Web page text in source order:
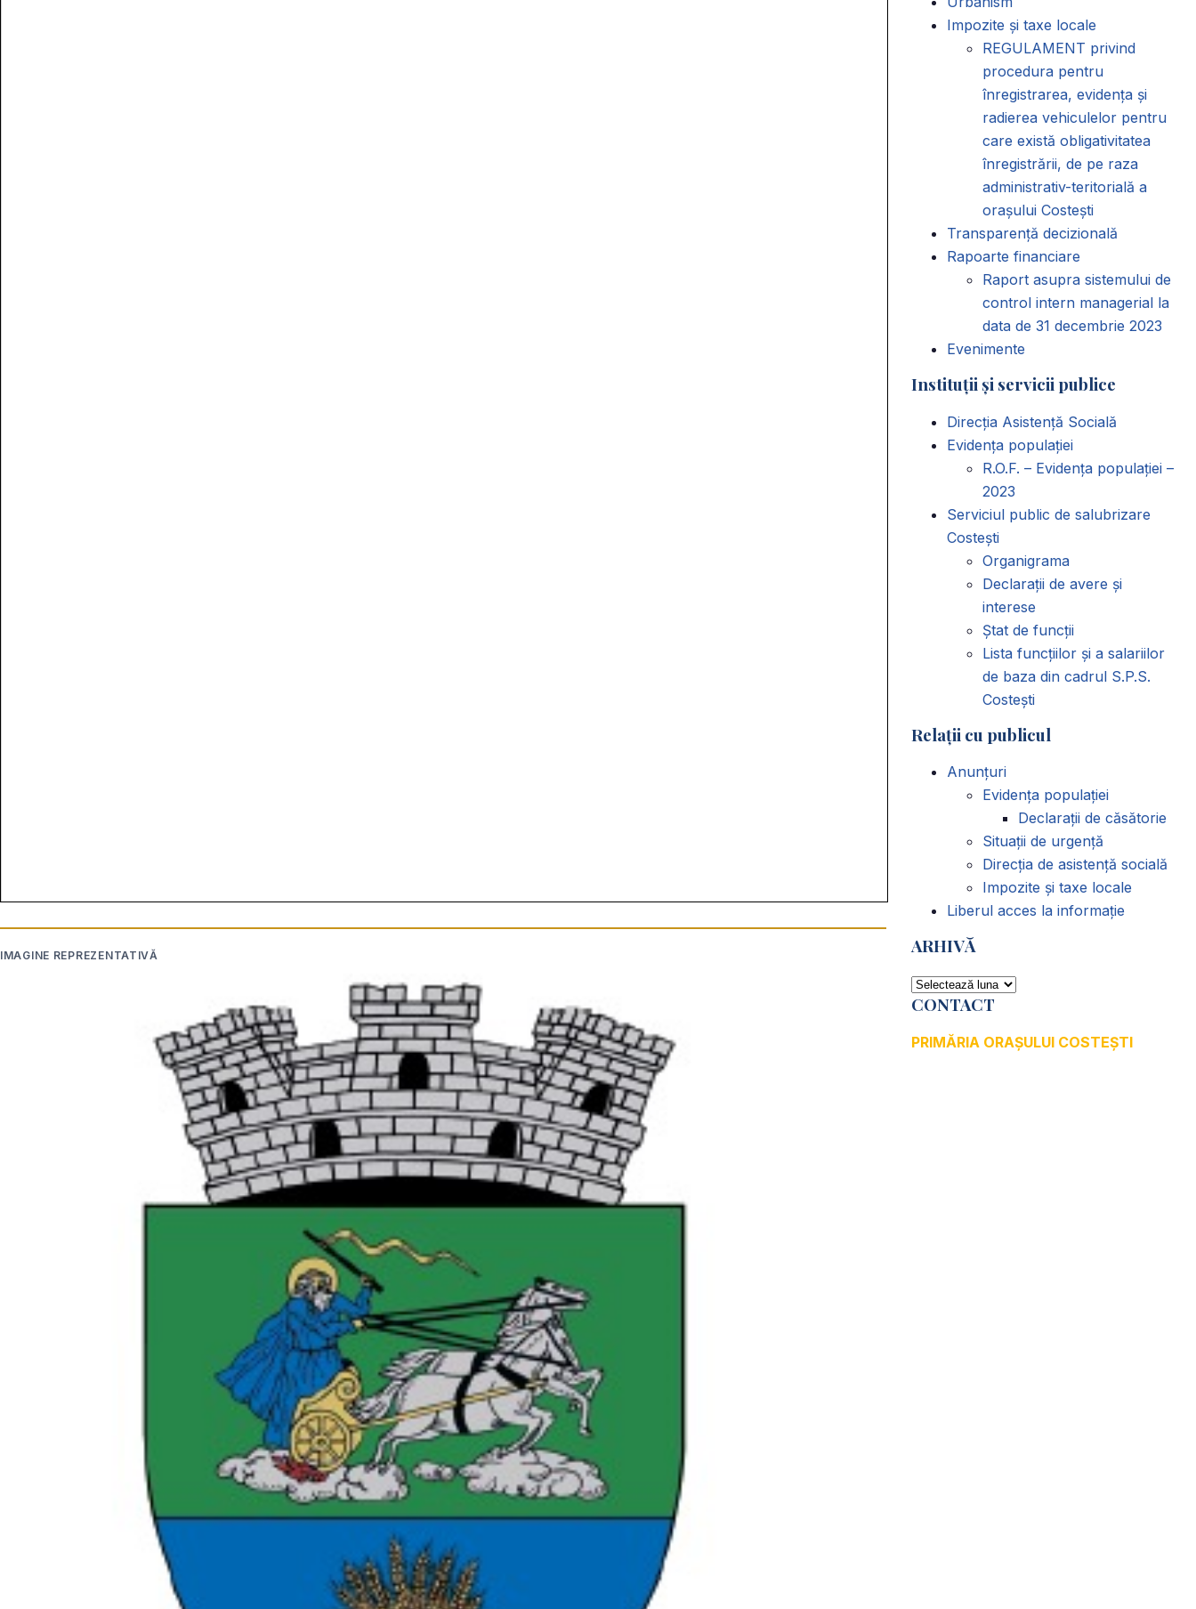
IMAGINE REPREZENTATIVĂ
Impozite și taxe locale
REGULAMENT privind
procedura pentru
înregistrarea, evidența și
radierea vehiculelor pentru
care există obligativitatea
înregistrării, de pe raza
administrativ-teritorială a
orașului Costești
Transparență decizională
Rapoarte financiare
Raport asupra sistemului de
control intern managerial la
data de 31 decembrie 2023
Evenimente
Instituții și servicii publice
Direcția Asistență Socială
Evidența populației
R.O.F. – Evidența populației –
2023
Serviciul public de salubrizare
Costești
Organigrama
Declarații de avere și
interese
Ștat de funcții
Lista funcțiilor și a salariilor
de baza din cadrul S.P.S.
Costești
Relații cu publicul
Anunțuri
Evidența populației
Declarații de căsătorie
Situații de urgență
Direcția de asistență socială
Impozite și taxe locale
Liberul acces la informație
ARHIVĂ
ARHIVĂ
CONTACT
PRIMĂRIA ORAȘULUI COSTEȘTI